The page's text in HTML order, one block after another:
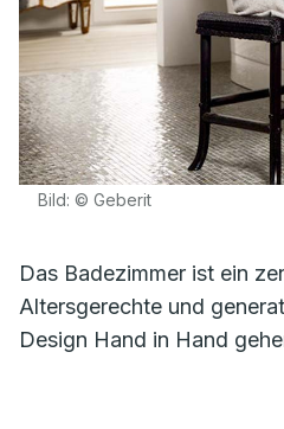
Bild: © Geberit
Das Badezimmer ist ein
Altersgerechte und
Design Hand in Hand